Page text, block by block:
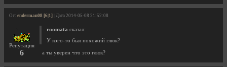
От: enderman08 [6|1] | Дата 2014-05-08 21:52:08
Репутация
6
roomata сказал:
У кого-то был похожий глюк?
а ты уверен что это глюк?